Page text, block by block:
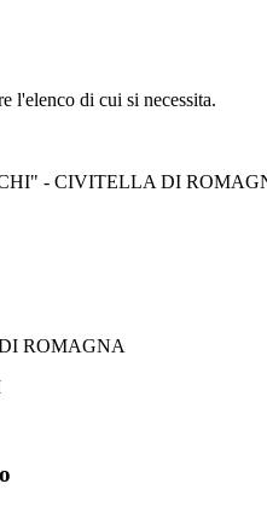
l'elenco di cui si necessita.
- CIVITELLA DI
ROMAGNA